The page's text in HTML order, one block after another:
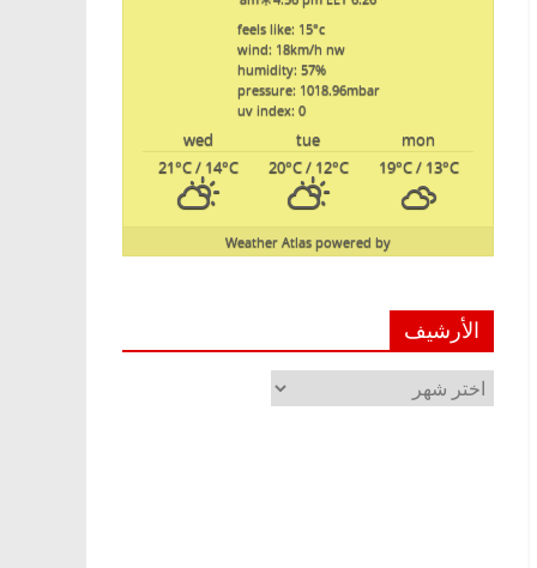
feels like: 15°c
wind: 18km/h nw
humidity: 57%
pressure: 1018.96mbar
uv index: 0
mon
tue
wed
19°C/ 13°C
20°C/ 12°C
21°C/ 14°C
powered by
Weather Atlas
الأرشيف
الأرشيف